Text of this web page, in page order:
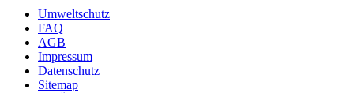
Umweltschutz
FAQ
AGB
Impressum
Datenschutz
Sitemap